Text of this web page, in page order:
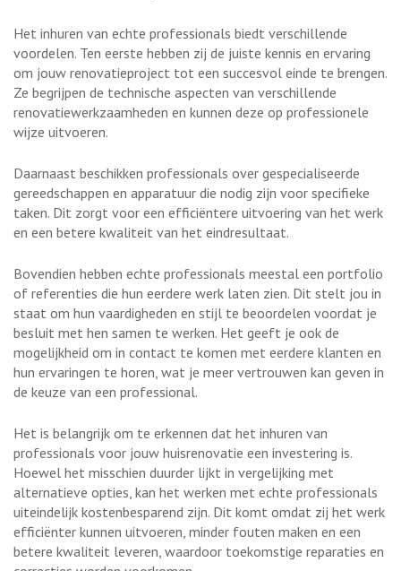
Het inhuren van echte professionals biedt verschillende
voordelen. Ten eerste hebben zij de juiste kennis en ervaring
om jouw renovatieproject tot een succesvol einde te brengen.
Ze begrijpen de technische aspecten van verschillende
renovatiewerkzaamheden en kunnen deze op professionele
wijze uitvoeren.
Daarnaast beschikken professionals over gespecialiseerde
gereedschappen en apparatuur die nodig zijn voor specifieke
taken. Dit zorgt voor een efficiëntere uitvoering van het werk
en een betere kwaliteit van het eindresultaat.
Bovendien hebben echte professionals meestal een portfolio
of referenties die hun eerdere werk laten zien. Dit stelt jou in
staat om hun vaardigheden en stijl te beoordelen voordat je
besluit met hen samen te werken. Het geeft je ook de
mogelijkheid om in contact te komen met eerdere klanten en
hun ervaringen te horen, wat je meer vertrouwen kan geven in
de keuze van een professional.
Het is belangrijk om te erkennen dat het inhuren van
professionals voor jouw huisrenovatie een investering is.
Hoewel het misschien duurder lijkt in vergelijking met
alternatieve opties, kan het werken met echte professionals
uiteindelijk kostenbesparend zijn. Dit komt omdat zij het werk
efficiënter kunnen uitvoeren, minder fouten maken en een
betere kwaliteit leveren, waardoor toekomstige reparaties en